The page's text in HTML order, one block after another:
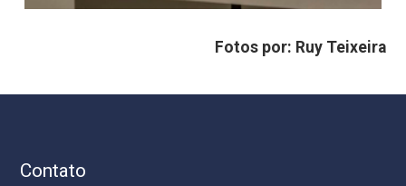
Fotos por: Ruy Teixeira
Contato